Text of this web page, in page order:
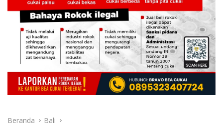
Beranda Bali